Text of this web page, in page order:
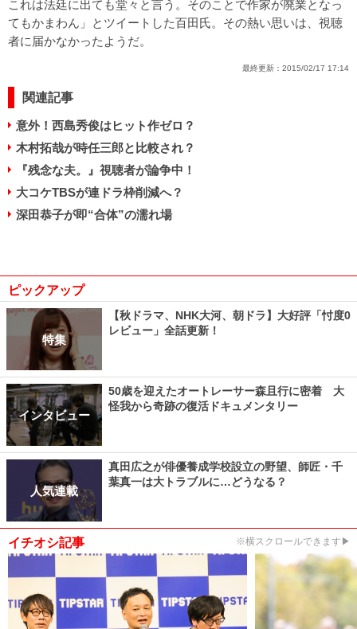
これは法廷に出ても堂々と言う。そのことで作家が廃業となっ
てもかまわん」とツイートした百田氏。その熱い思いは、視聴
者に届かなかったようだ。
最終更新： 2015/02/17 17:14
関連記事
意外！西島秀俊はヒット作ゼロ？
木村拓哉が時任三郎と比較され？
『残念な夫。』視聴者が論争中！
大コケTBSが連ドラ枠削減へ？
深田恭子が即“合体”の濡れ場
ピックアップ
特集
【秋ドラマ、NHK大河、朝ドラ】大好評「忖度0
レビュー」全話更新！
インタビュー
50歳を迎えたオートレーサー森且行に密着 大
怪我から奇跡の復活ドキュメンタリー
人気連載
真田広之が俳優養成学校設立の野望、師匠・千
葉真一は大トラブルに…どうなる？
イチオシ記事 ※横スクロールできます▶